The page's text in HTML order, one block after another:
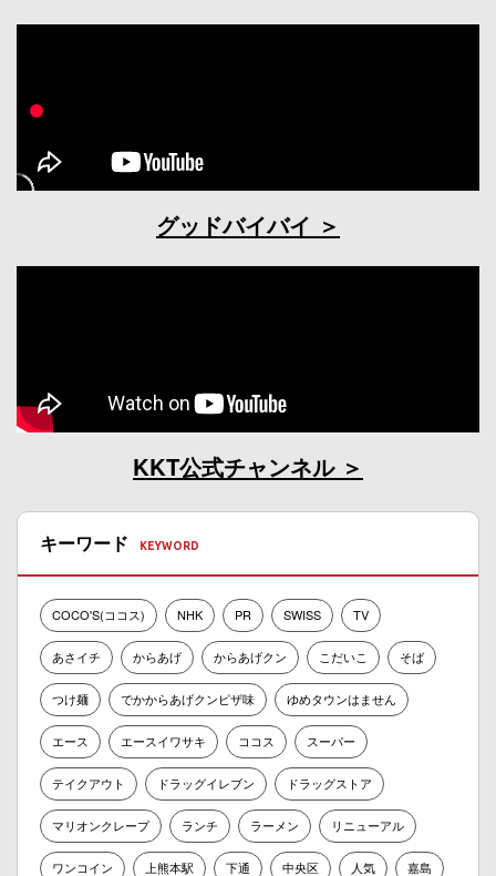
グッドバイバイ
KKT公式チャンネル
キーワード
COCO'S(ココス) NHK PR SWISS TV
あさイチ からあげ からあげクン こだいこ そば
つけ麺 でかからあげクンピザ味 ゆめタウンはません
エース エースイワサキ ココス スーパー
テイクアウト ドラッグイレブン ドラッグストア
マリオンクレープ ランチ ラーメン リニューアル
ワンコイン 上熊本駅 下通 中央区 人気 嘉島